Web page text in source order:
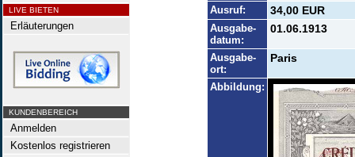
LIVE BIETEN
Erläuterungen
KUNDENBEREICH
Anmelden
Kostenlos registrieren
Ausruf: 34,00 EUR
Ausgabe-
datum:
01.06.1913
Ausgabe-
ort:
Paris
Abbildung: